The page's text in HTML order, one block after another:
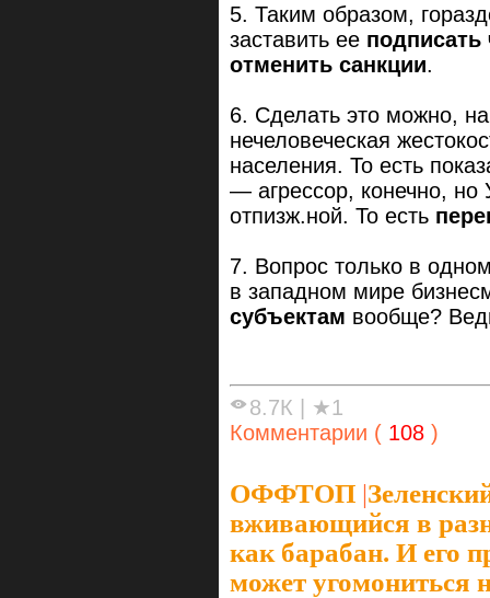
5. Таким образом,
заставить ее подписать
отменить санкции.
6. Сделать это можно,
нечеловеческая
населения. То есть
— агрессор, конечно, но
отпизж.ной. То есть
7. Вопрос только в
в западном мире
субъектам вообще?
8.7К
★1
Комментарии ( 108 )
ОФФТОП |
вживающийся в
как барабан. И его
может угомониться